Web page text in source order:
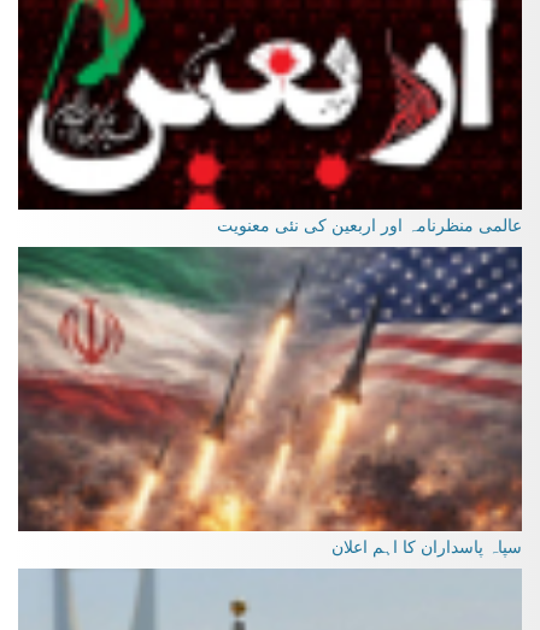
عالمی منظرنامہ اور اربعین کی نئی معنویت
سپاہ پاسداران کا اہم اعلان